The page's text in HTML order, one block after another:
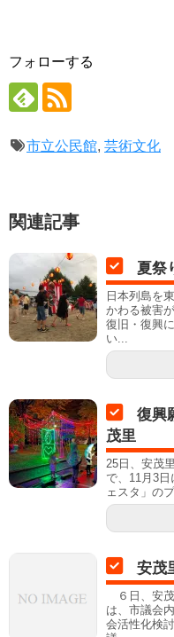
フォローする
市立公民館, 芸術文化
関連記事
夏祭
日本列島を
かわる被害
復旧・復興
い...
復興
茂里
25日、安茂
で、11月3
ェスタ」の
安茂
６日、安
は、市議会
会活性化検